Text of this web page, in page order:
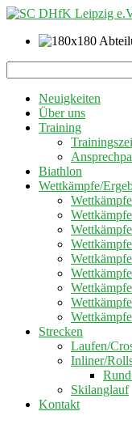
zum
Inhalt
nach:
Neuigkeiten
Über uns
Training
Biathlon
Wettkämpfe/
Strecken
Laufen/
Inliner/
Skilanglauf
Kontakt